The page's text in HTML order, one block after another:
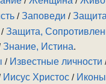
/Заповеди /
/Защита,
Знание, Истина.
/ Известные личности
Иисус Христос / Иконы